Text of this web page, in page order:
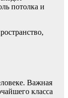
потолка и
Важная
класса